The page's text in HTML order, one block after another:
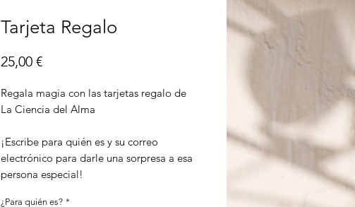
Tarjeta Regalo
25,00 €Precio
Regala magia con las tarjetas regalo de
La Ciencia del Alma
¡Escribe para quién es y su correo
electrónico para darle una sorpresa a esa
persona especial!
¿Para quién es? *